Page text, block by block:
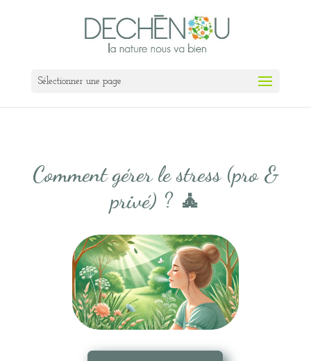
Sélectionner une page
Comment gérer le stress (pro &
privé) ? 🧘